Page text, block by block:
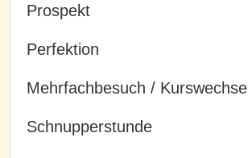
Prospekt
Perfektion
Mehrfachbesuch / Kurswechsel
Schnupperstunde